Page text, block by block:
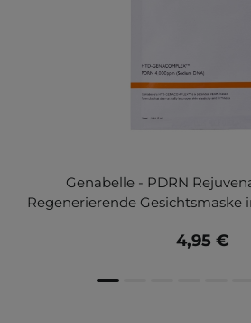
Genabelle - PDRN
Regenerierende Gesichtsmaske
4,95 €